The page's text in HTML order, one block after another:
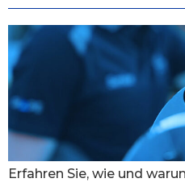
Erfahren Sie, wie und